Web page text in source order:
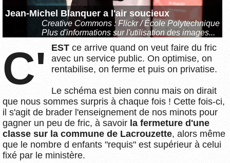
Jean-Michel Blanquer a l'air soucieux
Creative Commons : Flickr / École Polytechnique
Plus d'informations sur l'utilisation des images...
C'EST ce arrive quand on veut faire du fric
avec un service public. On optimise, on
rentabilise, on ferme et puis on privatise.
Le schéma est bien connu mais on dirait
que nous sommes surpris à chaque fois ! Cette fois-ci,
il s'agit de brader l'enseignement de nos minots pour
gagner un peu de fric, à savoir la fermeture d'une
classe sur la commune de Lacrouzette, alors même
que le nombre d enfants "requis" est supérieur à celui
fixé par le ministère.